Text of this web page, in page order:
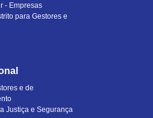
- Empresas
para Gestores e
e de
Justiça e Segurança